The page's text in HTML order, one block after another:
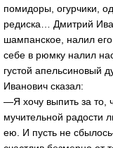
помидоры, огурчики,
редиска… Дмитрий
шампанское, налил
себе в рюмку налил
густой апельсиновый
Иванович сказал:
—Я хочу выпить за то,
мучительной радости
ею. И пусть не